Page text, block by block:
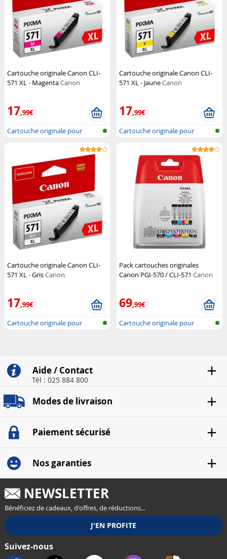
Cartouche originale Canon CLI-
571 XL - MagentaCanon
17,99€
Cartouche originale pour
Cartouche originale Canon CLI-
571 XL - JauneCanon
17,99€
Cartouche originale pour
Cartouche originale Canon CLI-
571 XL - GrisCanon
17,99€
Cartouche originale pour
Pack cartouches originales
Canon PGI-570 / CLI-571Canon
69,99€
Cartouche originale pour
Aide / Contact
Tél : 025 884 800
Modes de livraison
Paiement sécurisé
Nos garanties
NEWSLETTER
Bénéficiez de cadeaux, d'offres, de réductions...
Suivez-nous